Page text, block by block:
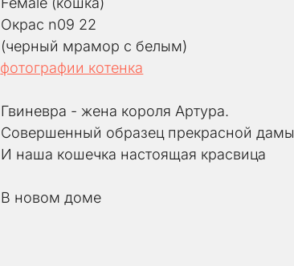
Окрас n09 22
(черный мрамор с белым)
фотографии котенка
Гвиневра - жена короля Артура.
Совершенный образец прекрасной дамы
И наша кошечка настоящая красвица
В новом доме